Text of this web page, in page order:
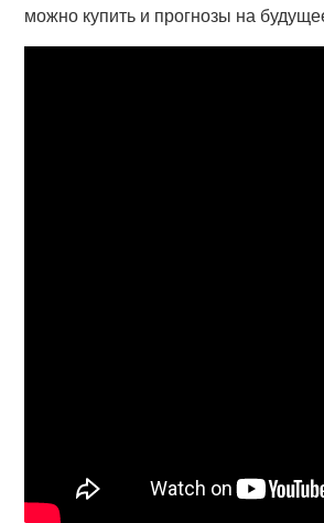
можно купить и прогнозы на